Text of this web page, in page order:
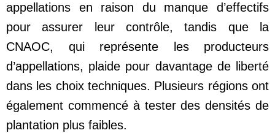
appellations en raison du manque d’effectifs
pour assurer leur contrôle, tandis que la
CNAOC, qui représente les producteurs
d’appellations, plaide pour davantage de liberté
dans les choix techniques. Plusieurs régions ont
également commencé à tester des densités de
plantation plus faibles.